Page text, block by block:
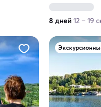
8 дней 12 – 19